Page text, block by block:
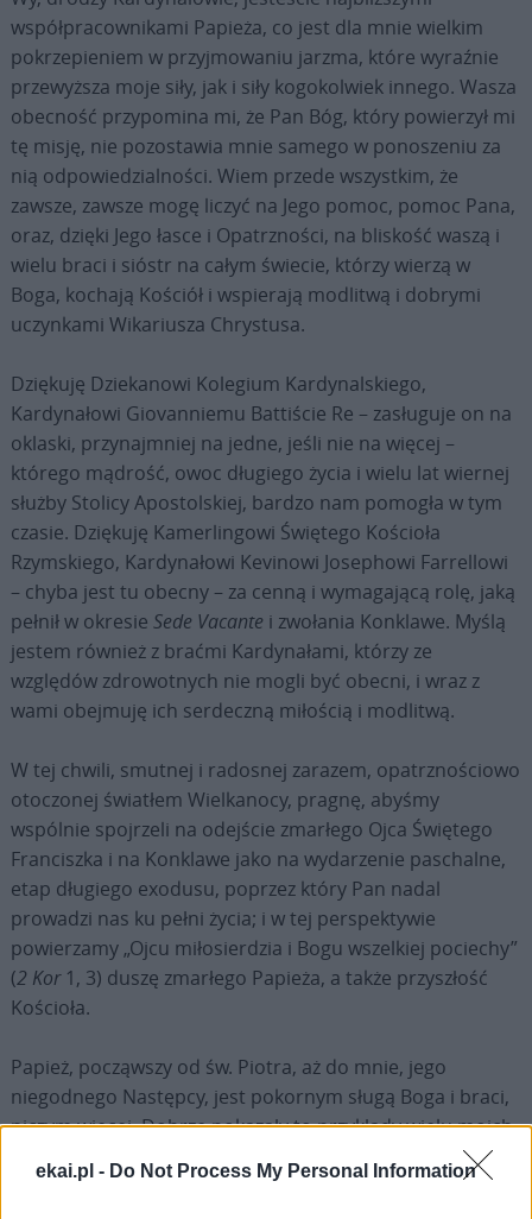
ekai.pl - Do Not Process My Personal Information
współpracownikami Papieża, co jest dla mnie wielkim
pokrzepieniem w przyjmowaniu jarzma, które wyraźnie
przewyższa moje siły, jak i siły kogokolwiek innego. Wasza
obecność przypomina mi, że Pan Bóg, który powierzył mi
tę misję, nie pozostawia mnie samego w ponoszeniu za
nią odpowiedzialności. Wiem przede wszystkim, że
zawsze, zawsze mogę liczyć na Jego pomoc, pomoc Pana,
oraz, dzięki Jego łasce i Opatrzności, na bliskość waszą i
wielu braci i sióstr na całym świecie, którzy wierzą w
Boga, kochają Kościół i wspierają modlitwą i dobrymi
uczynkami Wikariusza Chrystusa.
Dziękuję Dziekanowi Kolegium Kardynalskiego,
Kardynałowi Giovanniemu Battiście Re – zasługuje on na
oklaski, przynajmniej na jedne, jeśli nie na więcej –
którego mądrość, owoc długiego życia i wielu lat wiernej
służby Stolicy Apostolskiej, bardzo nam pomogła w tym
czasie. Dziękuję Kamerlingowi Świętego Kościoła
Rzymskiego, Kardynałowi Kevinowi Josephowi Farrellowi
– chyba jest tu obecny – za cenną i wymagającą rolę, jaką
pełnił w okresie Sede Vacante i zwołania Konklawe. Myślą
jestem również z braćmi Kardynałami, którzy ze
względów zdrowotnych nie mogli być obecni, i wraz z
wami obejmuję ich serdeczną miłością i modlitwą.
W tej chwili, smutnej i radosnej zarazem, opatrznościowo
otoczonej światłem Wielkanocy, pragnę, abyśmy
wspólnie spojrzeli na odejście zmarłego Ojca Świętego
Franciszka i na Konklawe jako na wydarzenie paschalne,
etap długiego exodusu, poprzez który Pan nadal
prowadzi nas ku pełni życia; i w tej perspektywie
powierzamy „Ojcu miłosierdzia i Bogu wszelkiej pociechy”
(2 Kor1, 3) duszę zmarłego Papieża, a także przyszłość
Kościoła.
Papież, począwszy od św. Piotra, aż do mnie, jego
niegodnego Następcy, jest pokornym sługą Boga i braci,
niczym więcej. Dobrze pokazały to przykłady wielu moich
Poprzedników, a ostatnio sam Papież Franciszek, swoim
stylem pełnego oddania w służbie i powściągliwej